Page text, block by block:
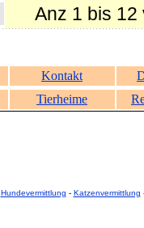
Anz 1 bis 12
Kontakt
Tierheime
Hundevermittlung - Katzenvermittlung